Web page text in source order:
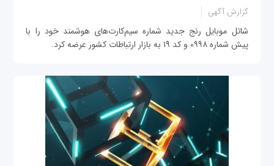
گزارش آگهی
شاتل‌ موبایل رنج جدید شماره سیم‌کارت‌های هوشمند خود را با
پیش شماره ۰۹۹۸ و کد ۱۹ به بازار ارتباطات کشور عرضه کرد.